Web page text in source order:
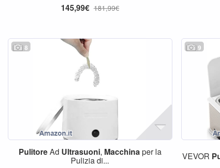
145,99€ 181,99€
8
PulitoreAd Ultrasuoni, Macchinaper la
Pulizia di...
9
VEVOR